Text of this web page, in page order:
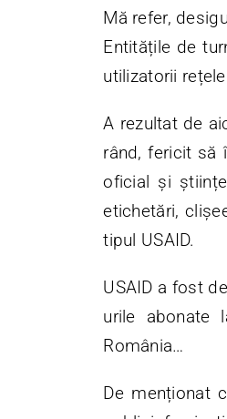
Mă refer,
Entitățile de
utilizatorii
A rezultat de
rând, fericit să
oficial și
etichetări,
tipul USAID.
USAID a fost
urile abonate
România…
De menționat